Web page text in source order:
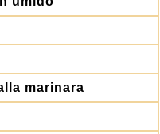
marinara